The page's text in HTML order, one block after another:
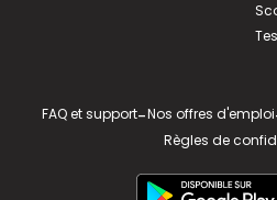
FAQ et support-Nos offres d'emploi
Règles de